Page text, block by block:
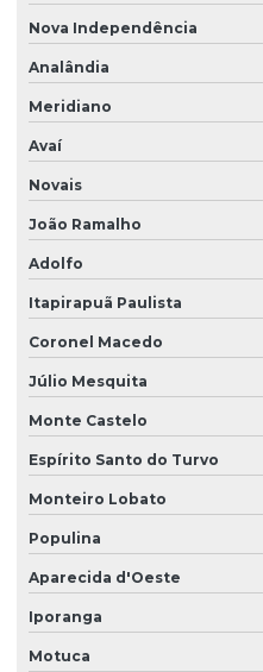
Nova Independência
Analândia
Meridiano
Avaí
Novais
João Ramalho
Adolfo
Itapirapuã Paulista
Coronel Macedo
Júlio Mesquita
Monte Castelo
Espírito Santo do Turvo
Monteiro Lobato
Populina
Aparecida d'Oeste
Iporanga
Motuca